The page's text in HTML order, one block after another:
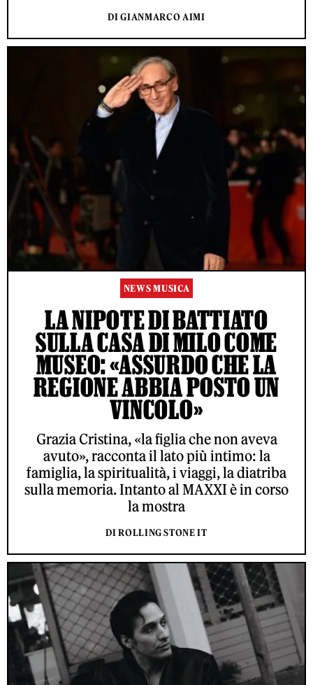
DI GIANMARCO AIMI
NEWS MUSICA
LA NIPOTE DI BATTIATO
SULLA CASA DI MILO COME
MUSEO: «ASSURDO CHE LA
REGIONE ABBIA POSTO UN
VINCOLO»
Grazia Cristina, «la figlia che non aveva
avuto», racconta il lato più intimo: la
famiglia, la spiritualità, i viaggi, la diatriba
sulla memoria. Intanto al MAXXI è in corso
la mostra
DI ROLLING STONE IT